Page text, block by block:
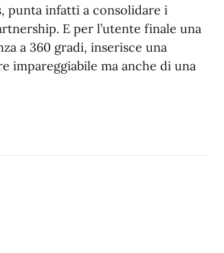
punta infatti a consolidare i
E per l’utente finale una
a 360 gradi, inserisce una
impareggiabile ma anche di una